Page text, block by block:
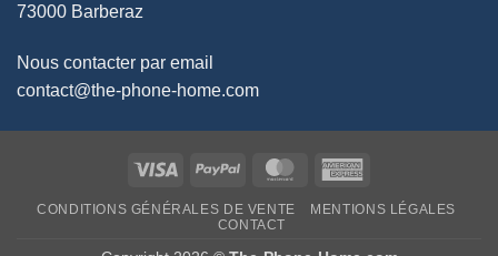
73000 Barberaz
Nous contacter par email
contact@the-phone-home.com
Visa PayPal MasterCard
CONDITIONS GÉNÉRALES DE VENTE
MENTIONS LÉGALES
CONTACT